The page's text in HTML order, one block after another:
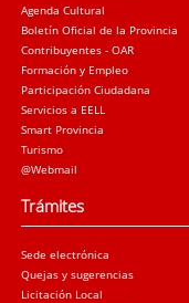
Agenda Cultural
Boletín Oficial de la Provincia
Contribuyentes - OAR
Formación y Empleo
Participación Ciudadana
Servicios a EELL
Smart Provincia
Turismo
@Webmail
Trámites
Sede electrónica
Quejas y sugerencias
Licitación Local